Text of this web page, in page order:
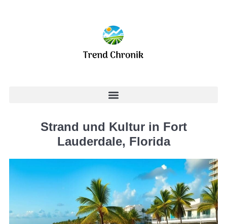
Strand und Kultur in Fort
Lauderdale, Florida